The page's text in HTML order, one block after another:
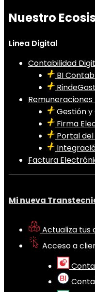
Nuestro
Linea Digital
Contabilidad
BI
Remuneraciones
Gestión
Firma
Portal
Factura
Mi nueva
Actualiza tus
Acceso a